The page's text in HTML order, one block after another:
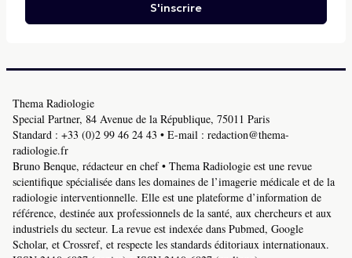
S'inscrire
Thema Radiologie
Special Partner, 84 Avenue de la République, 75011 Paris
Standard : +33 (0)2 99 46 24 43 • E-mail : redaction@thema-
radiologie.fr
Bruno Benque, rédacteur en chef • Thema Radiologie est une revue
scientifique spécialisée dans les domaines de l’imagerie médicale et de la
radiologie interventionnelle. Elle est une plateforme d’information de
référence, destinée aux professionnels de la santé, aux chercheurs et aux
industriels du secteur. La revue est indexée dans Pubmed, Google
Scholar, et Crossref, et respecte les standards éditoriaux internationaux.